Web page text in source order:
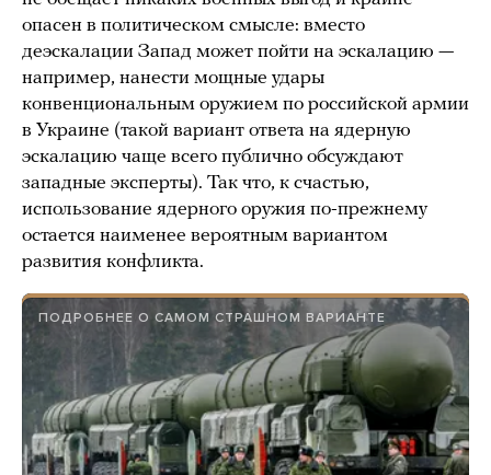
опасен в политическом смысле: вместо
деэскалации Запад может пойти на эскалацию —
например, нанести мощные удары
конвенциональным оружием по российской армии
в Украине (такой вариант ответа на ядерную
эскалацию чаще всего публично обсуждают
западные эксперты). Так что, к счастью,
использование ядерного оружия по-прежнему
остается наименее вероятным вариантом
развития конфликта.
ПОДРОБНЕЕ О САМОМ СТРАШНОМ ВАРИАНТЕ